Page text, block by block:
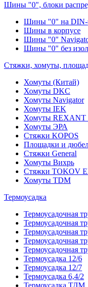
Шины "0", блоки
Шины "0" на DIN-
Шины в корпусе
Шины "0"
Шины "0" без
Стяжки, хомуты,
Хомуты (Китай)
Хомуты DKC
Хомуты Navigator
Хомуты IEK
Хомуты REXANT
Хомуты ЭРА
Стяжки KOPOS
Площадки и
Стяжки General
Хомуты Вихрь
Стяжки TOKOV
Хомуты TDM
Термоусадка
Термоусадочная
Термоусадочная
Термоусадочная
Термоусадочная
Термоусадочная
Термоусадка 12/6
Термоусадка 12/7
Термоусадка 6,4/2
Термоусадка ТДМ